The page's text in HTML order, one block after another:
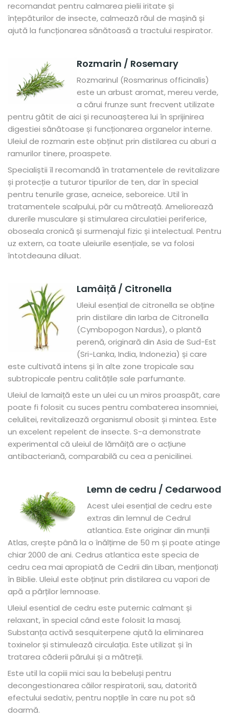
recomandat pentru calmarea pielii iritate și
înțepăturilor de insecte, calmează răul de mașină și
ajută la funcționarea sănătoasă a tractului respirator.
Rozmarin / Rosemary
Rozmarinul (Rosmarinus officinalis)
este un arbust aromat, mereu verde,
a cărui frunze sunt frecvent utilizate
pentru gătit de aici și recunoașterea lui în sprijinirea
digestiei sănătoase și funcționarea organelor interne.
Uleiul de rozmarin este obținut prin distilarea cu aburi a
ramurilor tinere, proaspete.
Specialiștii îl recomandă în tratamentele de revitalizare
și protecție a tuturor tipurilor de ten, dar în special
pentru tenurile grase, acneice, seboreice. Util în
tratamentele scalpului, păr cu mătreață. Ameliorează
durerile musculare și stimularea circulatiei periferice,
oboseala cronică și surmenajul fizic și intelectual. Pentru
uz extern, ca toate uleiurile esențiale, se va folosi
întotdeauna diluat.
Lamâiță / Citronella
Uleiul esențial de citronella se obține
prin distilare din Iarba de Citronella
(Cymbopogon Nardus), o plantă
perenă, originară din Asia de Sud-Est
(Sri-Lanka, India, Indonezia) și care
este cultivată intens și în alte zone tropicale sau
subtropicale pentru calitățile sale parfumante.
Uleiul de lamaiță este un ulei cu un miros proaspăt, care
poate fi folosit cu suces pentru combaterea insomniei,
celulitei, revitalizează organismul obosit și mintea. Este
un excelent repelent de insecte. S-a demonstrate
experimental că uleiul de lămăiță are o acțiune
antibacteriană, comparabilă cu cea a penicilinei.
Lemn de cedru / Cedarwood
Acest ulei esențial de cedru este
extras din lemnul de Cedrul
atlantica. Este originar din munții
Atlas, crește până la o înălțime de 50 m și poate atinge
chiar 2000 de ani. Cedrus atlantica este specia de
cedru cea mai apropiată de Cedrii din Liban, menționați
în Biblie. Uleiul este obținut prin distilarea cu vapori de
apă a părților lemnoase.
Uleiul esential de cedru este puternic calmant și
relaxant, în special când este folosit la masaj.
Substanța activă sesquiterpene ajută la eliminarea
toxinelor și stimulează circulația. Este utilizat și în
tratarea căderii părului și a mătreții.
Este util la copiii mici sau la bebeluși pentru
decongestionarea căilor respiratorii, sau, datorită
efectului sedativ, pentru nopțile în care nu pot să
doarmă.